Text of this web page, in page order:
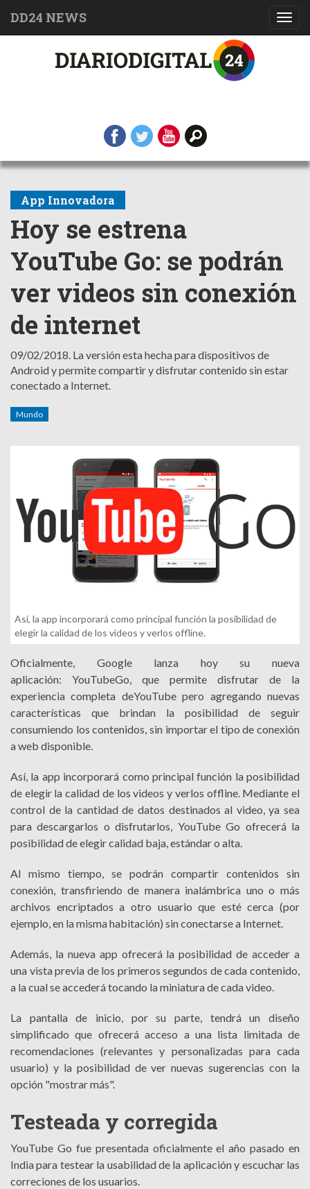
DD24 NEWS
App Innovadora
Hoy se estrena
YouTube Go: se podrán
ver videos sin conexión
de internet
09/02/2018. La versión esta hecha para dispositivos de
Android y permite compartir y disfrutar contenido sin estar
conectado a Internet.
Mundo
Así, la app incorporará como principal función la posibilidad de
elegir la calidad de los videos y verlos offline.
Oficialmente, Google lanza hoy su nueva
aplicación: YouTubeGo, que permite disfrutar de la
experiencia completa deYouTube pero agregando nuevas
características que brindan la posibilidad de seguir
consumiendo los contenidos, sin importar el tipo de conexión
a web disponible.
Así, la app incorporará como principal función la posibilidad
de elegir la calidad de los videos y verlos offline. Mediante el
control de la cantidad de datos destinados al video, ya sea
para descargarlos o disfrutarlos, YouTube Go ofrecerá la
posibilidad de elegir calidad baja, estándar o alta.
Al mismo tiempo, se podrán compartir contenidos sin
conexión, transfiriendo de manera inalámbrica uno o más
archivos encriptados a otro usuario que esté cerca (por
ejemplo, en la misma habitación) sin conectarse a Internet.
Además, la nueva app ofrecerá la posibilidad de acceder a
una vista previa de los primeros segundos de cada contenido,
a la cual se accederá tocando la miniatura de cada video.
La pantalla de inicio, por su parte, tendrá un diseño
simplificado que ofrecerá acceso a una lista limitada de
recomendaciones (relevantes y personalizadas para cada
usuario) y la posibilidad de ver nuevas sugerencias con la
opción "mostrar más".
Testeada y corregida
YouTube Go fue presentada oficialmente el año pasado en
India para testear la usabilidad de la aplicación y escuchar las
correciones de los usuarios.